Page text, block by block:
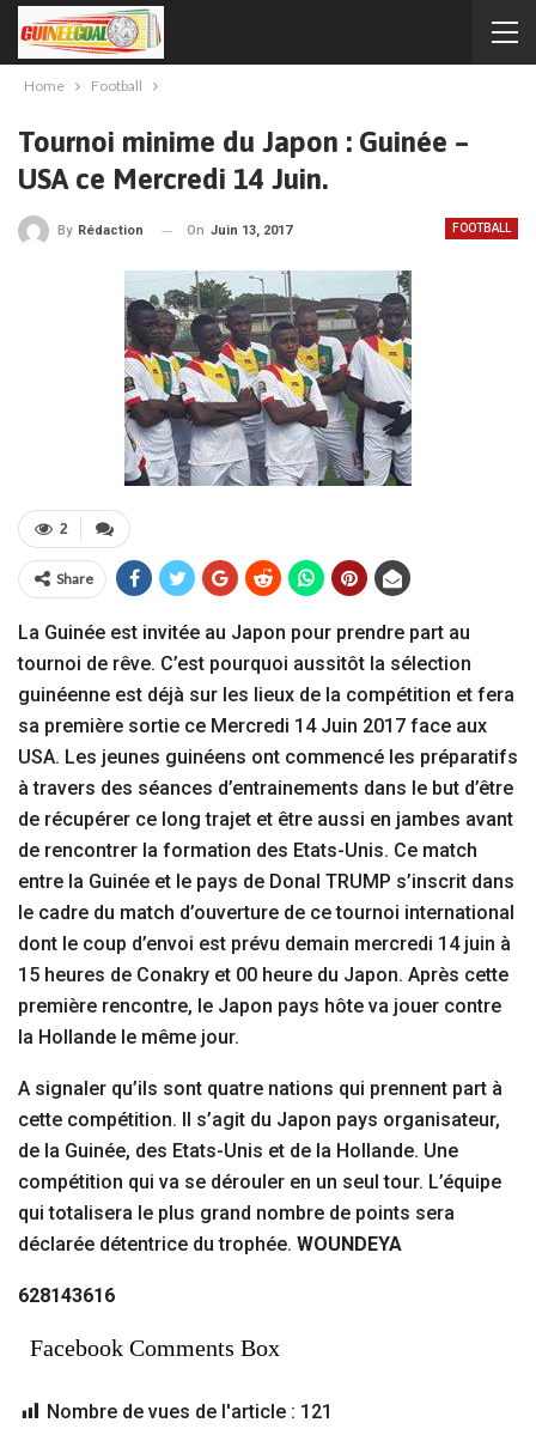
Home Football
Tournoi minime du Japon : Guinée –
USA ce Mercredi 14 Juin.
FOOTBALL
By Rédaction On Juin 13, 2017
2
Share
La Guinée est invitée au Japon pour prendre part au
tournoi de rêve. C’est pourquoi aussitôt la sélection
guinéenne est déjà sur les lieux de la compétition et fera
sa première sortie ce Mercredi 14 Juin 2017 face aux
USA. Les jeunes guinéens ont commencé les préparatifs
à travers des séances d’entrainements dans le but d’être
de récupérer ce long trajet et être aussi en jambes avant
de rencontrer la formation des Etats-Unis. Ce match
entre la Guinée et le pays de Donal TRUMP s’inscrit dans
le cadre du match d’ouverture de ce tournoi international
dont le coup d’envoi est prévu demain mercredi 14 juin à
15 heures de Conakry et 00 heure du Japon. Après cette
première rencontre, le Japon pays hôte va jouer contre
la Hollande le même jour.
A signaler qu’ils sont quatre nations qui prennent part à
cette compétition. Il s’agit du Japon pays organisateur,
de la Guinée, des Etats-Unis et de la Hollande. Une
compétition qui va se dérouler en un seul tour. L’équipe
qui totalisera le plus grand nombre de points sera
déclarée détentrice du trophée. WOUNDEYA
628143616
Facebook Comments Box
Nombre de vues de l'article : 121